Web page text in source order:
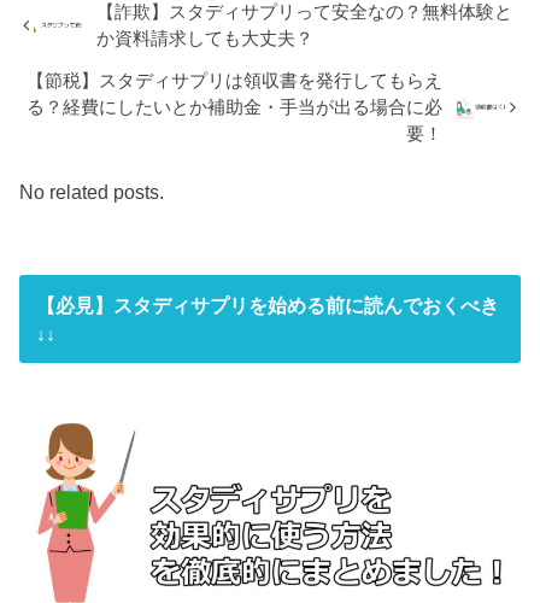
【詐欺】スタディサプリって安全なの？無料体験と
か資料請求しても大丈夫？
【節税】スタディサプリは領収書を発行してもらえ
る？経費にしたいとか補助金・手当が出る場合に必
要！
No related posts.
【必見】スタディサプリを始める前に読んでおくべき
↓↓